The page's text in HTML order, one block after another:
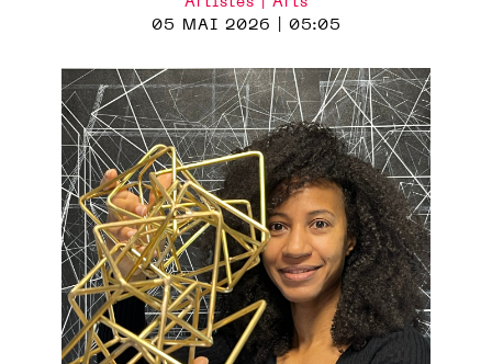
05 MAI 2026 | 05:05